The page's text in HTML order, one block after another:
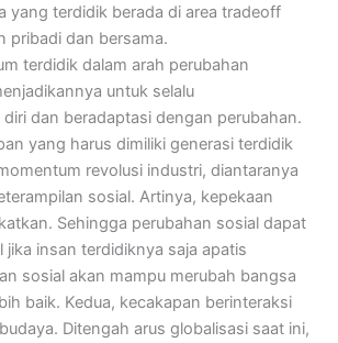
yang terdidik berada di area tradeoff
pribadi dan bersama.
terdidik dalam arah perubahan
untuk selalu
dan beradaptasi dengan perubahan.
yang harus dimiliki generasi terdidik
revolusi industri, diantaranya
sosial. Artinya, kepekaan
Sehingga perubahan sosial dapat
jika insan terdidiknya saja apatis
sosial akan mampu merubah bangsa
baik. Kedua, kecakapan berinteraksi
Ditengah arus globalisasi saat ini,